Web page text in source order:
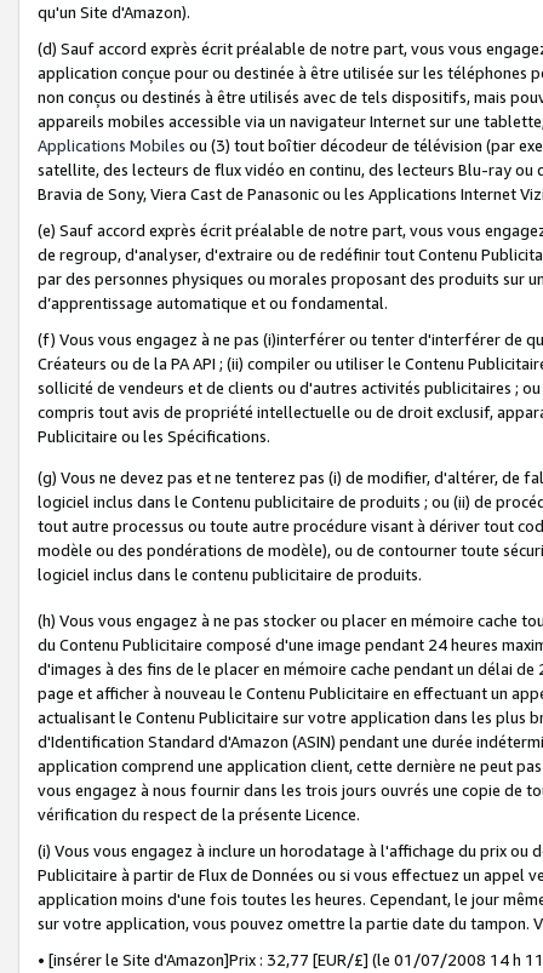
qu'un Site d'Amazon).
(d) Sauf accord exprès écrit préalable de notre part, vous vous
application conçue pour ou destinée à être utilisée sur les téléphones
non conçus ou destinés à être utilisés avec de tels dispositifs, mais
appareils mobiles accessible via un navigateur Internet sur une
Applications Mobiles ou (3) tout boîtier décodeur de télévision (par
satellite, des lecteurs de flux vidéo en continu, des lecteurs Blu-ray
Bravia de Sony, Viera Cast de Panasonic ou les Applications Internet
(e) Sauf accord exprès écrit préalable de notre part, vous vous
de regroup, d'analyser, d'extraire ou de redéfinir tout Contenu
par des personnes physiques ou morales proposant des produits sur
d’apprentissage automatique et ou fondamental.
(f) Vous vous engagez à ne pas (i)interférer ou tenter d'interférer de
Créateurs ou de la PA API ; (ii) compiler ou utiliser le Contenu
sollicité de vendeurs et de clients ou d'autres activités publicitaires ;
compris tout avis de propriété intellectuelle ou de droit exclusif,
Publicitaire ou les Spécifications.
(g) Vous ne devez pas et ne tenterez pas (i) de modifier, d'altérer, de
logiciel inclus dans le Contenu publicitaire de produits ; ou (ii) de
tout autre processus ou toute autre procédure visant à dériver tout
modèle ou des pondérations de modèle), ou de contourner toute
logiciel inclus dans le contenu publicitaire de produits.
(h) Vous vous engagez à ne pas stocker ou placer en mémoire cache
du Contenu Publicitaire composé d'une image pendant 24 heures
d'images à des fins de le placer en mémoire cache pendant un délai
page et afficher à nouveau le Contenu Publicitaire en effectuant un
actualisant le Contenu Publicitaire sur votre application dans les plus
d'Identification Standard d'Amazon (ASIN) pendant une durée
application comprend une application client, cette dernière ne peut
vous engagez à nous fournir dans les trois jours ouvrés une copie de
vérification du respect de la présente Licence.
(i) Vous vous engagez à inclure un horodatage à l'affichage du prix
Publicitaire à partir de Flux de Données ou si vous effectuez un appel
application moins d'une fois toutes les heures. Cependant, le jour
sur votre application, vous pouvez omettre la partie date du tampon.
• [insérer le Site d'Amazon]Prix : 32,77 [EUR/£] (le 01/07/2008 14 h